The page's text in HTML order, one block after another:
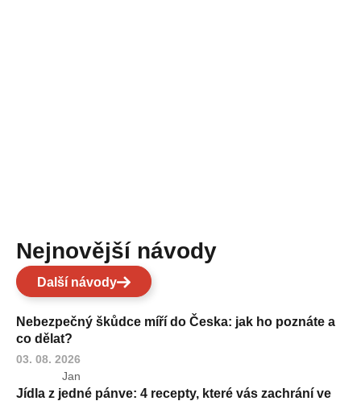
Nejnovější návody
Další návody
Nebezpečný škůdce míří do Česka: jak ho poznáte a
co dělat?
03. 08. 2026
Jan
Jídla z jedné pánve: 4 recepty, které vás zachrání ve